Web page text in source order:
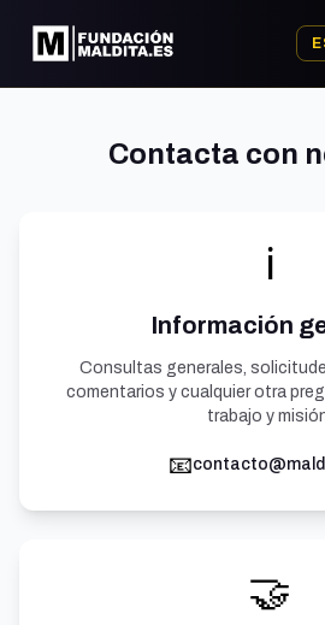
Contacta con
ℹ️
Información
Consultas generales,
comentarios y cualquier otra
trabajo y
📧
🤝